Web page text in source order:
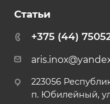
Статьи
+375 (44)
223056
п. Юбилейный,